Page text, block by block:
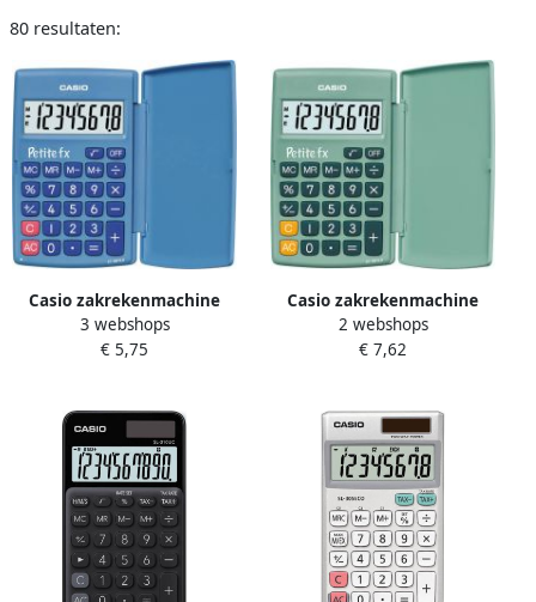
80 resultaten:
Casio zakrekenmachine
Petite FX blauw 10 stuks
3 webshops
€ 5,75
Casio zakrekenmachine
Petite FX groen
2 webshops
€ 7,62